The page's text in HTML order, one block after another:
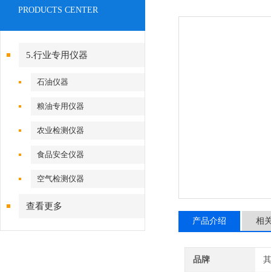
PRODUCTS CENTER
5.行业专用仪器
石油仪器
粮油专用仪器
农业检测仪器
食品安全仪器
空气检测仪器
查看更多
产品介绍 相
品牌